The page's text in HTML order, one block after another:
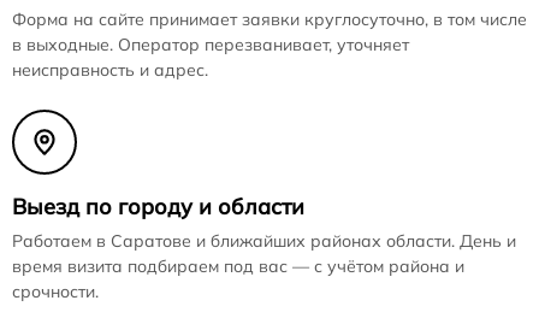
Форма на сайте принимает заявки круглосуточно, в том числе
в выходные. Оператор перезванивает, уточняет
неисправность и адрес.
Выезд по городу и области
Работаем в Саратове и ближайших районах области. День и
время визита подбираем под вас — с учётом района и
срочности.